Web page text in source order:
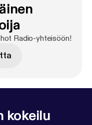
Radio-yhteisöön!
kokeilu